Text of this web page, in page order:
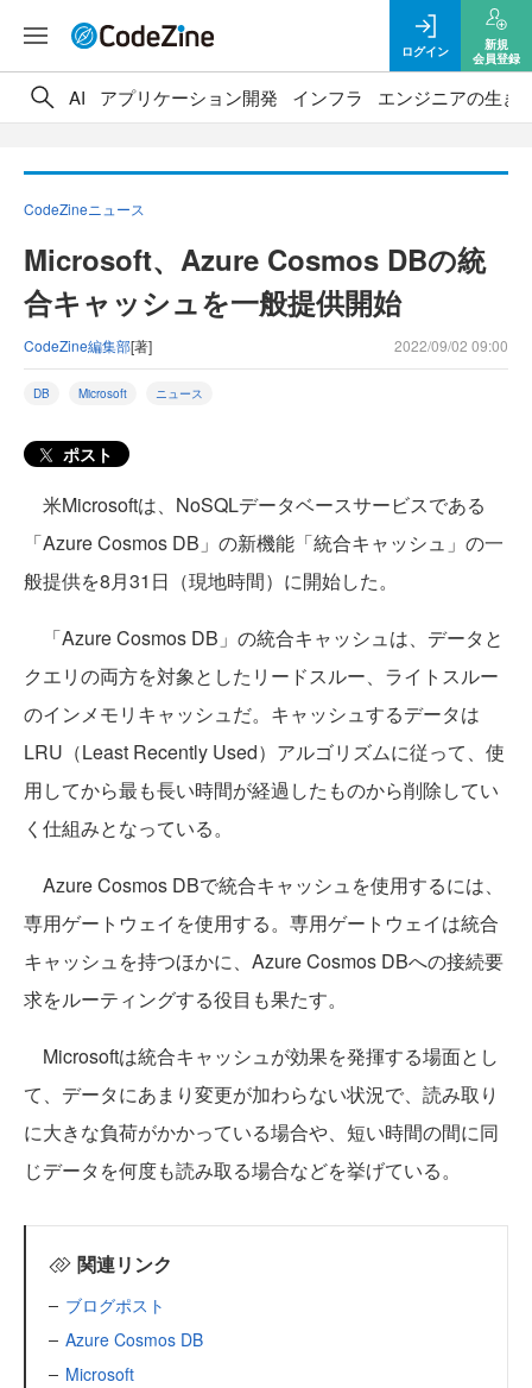
ログイン
新規
会員登録
AI アプリケーション開発 インフラ エンジニアの生き
CodeZineニュース
Microsoft、Azure Cosmos DBの統
合キャッシュを一般提供開始
CodeZine編集部[著] 2022/09/02 09:00
DB Microsoft ニュース
ポスト
米Microsoftは、NoSQLデータベースサービスである
「Azure Cosmos DB」の新機能「統合キャッシュ」の一
般提供を8月31日（現地時間）に開始した。
「Azure Cosmos DB」の統合キャッシュは、データと
クエリの両方を対象としたリードスルー、ライトスルー
のインメモリキャッシュだ。キャッシュするデータは
LRU（Least Recently Used）アルゴリズムに従って、使
用してから最も長い時間が経過したものから削除してい
く仕組みとなっている。
Azure Cosmos DBで統合キャッシュを使用するには、
専用ゲートウェイを使用する。専用ゲートウェイは統合
キャッシュを持つほかに、Azure Cosmos DBへの接続要
求をルーティングする役目も果たす。
Microsoftは統合キャッシュが効果を発揮する場面とし
て、データにあまり変更が加わらない状況で、読み取り
に大きな負荷がかかっている場合や、短い時間の間に同
じデータを何度も読み取る場合などを挙げている。
関連リンク
ブログポスト
Azure Cosmos DB
Microsoft